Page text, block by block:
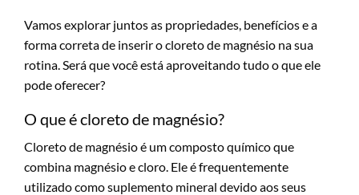
Vamos explorar juntos as propriedades, benefícios e a
forma correta de inserir o cloreto de magnésio na sua
rotina. Será que você está aproveitando tudo o que ele
pode oferecer?
O que é cloreto de magnésio?
Cloreto de magnésio é um composto químico que
combina magnésio e cloro. Ele é frequentemente
utilizado como suplemento mineral devido aos seus